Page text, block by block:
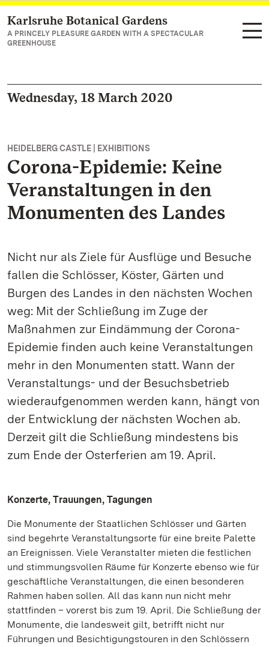
Navigate to main page
Karlsruhe Botanical Gardens
A PRINCELY PLEASURE GARDEN WITH A SPECTACULAR
GREENHOUSE
Wednesday, 18 March 2020
HEIDELBERG CASTLE | EXHIBITIONS
Corona-Epidemie: Keine
Veranstaltungen in den
Monumenten des Landes
Nicht nur als Ziele für Ausflüge und Besuche
fallen die Schlösser, Köster, Gärten und
Burgen des Landes in den nächsten Wochen
weg: Mit der Schließung im Zuge der
Maßnahmen zur Eindämmung der Corona-
Epidemie finden auch keine Veranstaltungen
mehr in den Monumenten statt. Wann der
Veranstaltungs- und der Besuchsbetrieb
wiederaufgenommen werden kann, hängt von
der Entwicklung der nächsten Wochen ab.
Derzeit gilt die Schließung mindestens bis
zum Ende der Osterferien am 19. April.
Konzerte, Trauungen, Tagungen
Die Monumente der Staatlichen Schlösser und Gärten
sind begehrte Veranstaltungsorte für eine breite Palette
an Ereignissen. Viele Veranstalter mieten die festlichen
und stimmungsvollen Räume für Konzerte ebenso wie für
geschäftliche Veranstaltungen, die einen besonderen
Rahmen haben sollen. All das kann nun nicht mehr
stattfinden – vorerst bis zum 19. April. Die Schließung der
Monumente, die landesweit gilt, betrifft nicht nur
Führungen und Besichtigungstouren in den Schlössern